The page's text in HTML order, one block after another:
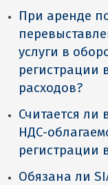
При аренде
услуги в
регистрации
расходов?
Считается ли
НДС-
регистрации
Обязана ли